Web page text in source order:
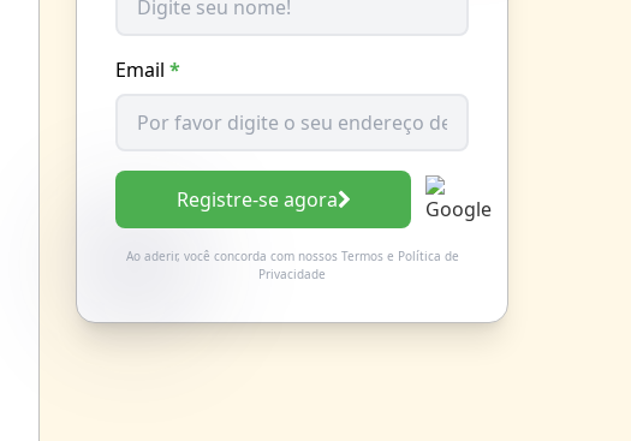
Email *
Registre-se agora
Ao aderir, você concorda com nossos Termose Política de
Privacidade